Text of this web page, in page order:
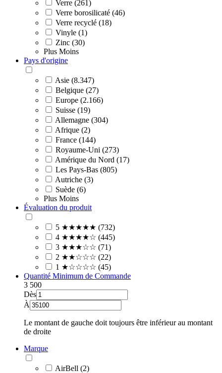
Verre (261)
Verre borosilicaté (46)
Verre recyclé (18)
Vinyle (1)
Zinc (30)
Plus Moins
Pays d'origine
Asie (8.347)
Belgique (27)
Europe (2.166)
Suisse (19)
Allemagne (304)
Afrique (2)
France (144)
Royaume-Uni (273)
Amérique du Nord (17)
Les Pays-Bas (805)
Autriche (3)
Suède (6)
Plus Moins
Évaluation du produit
5 ★★★★★ (732)
4 ★★★★☆ (445)
3 ★★★☆☆ (71)
2 ★★☆☆☆ (22)
1 ★☆☆☆☆ (45)
Quantité Minimum de Commande
3 500
Dès
À
Le montant de gauche doit toujours être inférieur au montant
de droite
Marque
AirBell (2)